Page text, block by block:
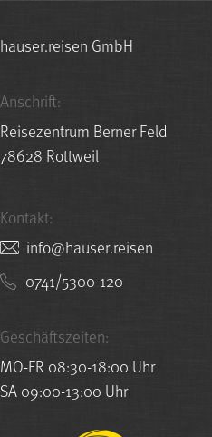
hauser.reisen GmbH
Anschrift:
Reisezentrum Berner Feld
78628 Rottweil
Kontakt:
nesier.resuah@ofni
0741/5300-120
Geschäftszeiten:
MO-FR 08:30-18:00 Uhr
SA 09:00-13:00 Uhr